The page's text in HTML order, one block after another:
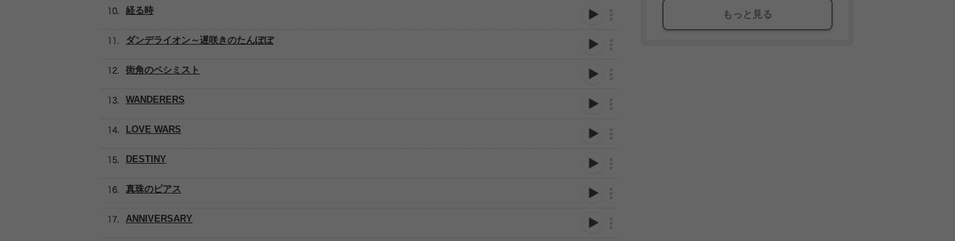
経る時
ダンデライオン～遅咲きのたんぽぽ
街角のペシミスト
WANDERERS
LOVE WARS
DESTINY
真珠のピアス
ANNIVERSARY
もっと見る